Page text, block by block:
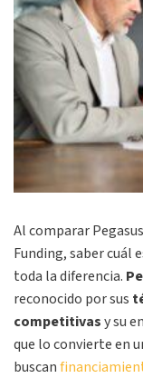
Al comparar
Funding, saber cuál
toda la diferencia.
reconocido por sus
competitivasy su
que lo convierte en
buscan